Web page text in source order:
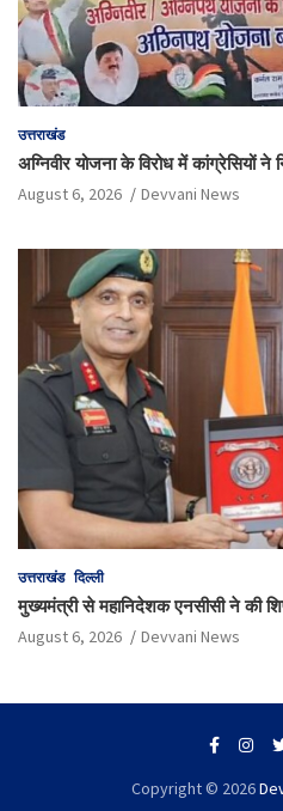
उत्तराखंड
अग्निवीर योजना के विरोध में कांग्रेसियों
August 6, 2026 Devvani News
उत्तराखंड दिल्ली
मुख्यमंत्री से महानिदेशक एनसीसी ने की
August 6, 2026 Devvani News
Copyright © 2026